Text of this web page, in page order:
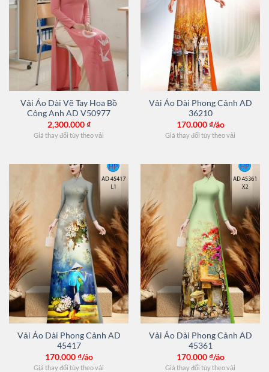
Vải Áo Dài Vẽ Tay Hoa Bồ
Công Anh AD V50977
2,300.000₫
Giá thay đổi tùy theo vải
Vải Áo Dài Phong Cảnh AD
36210
170.000₫/áo
Giá thay đổi tùy theo vải
Vải Áo Dài Phong Cảnh AD
45417
170.000₫/áo
Giá thay đổi tùy theo vải
Vải Áo Dài Phong Cảnh AD
45361
170.000₫/áo
Giá thay đổi tùy theo vải